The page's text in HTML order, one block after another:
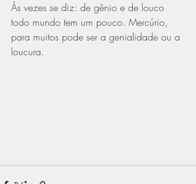
Às vezes se diz: de gênio e de louco
todo mundo tem um pouco. Mercúrio,
para muitos pode ser a genialidade ou a
loucura.